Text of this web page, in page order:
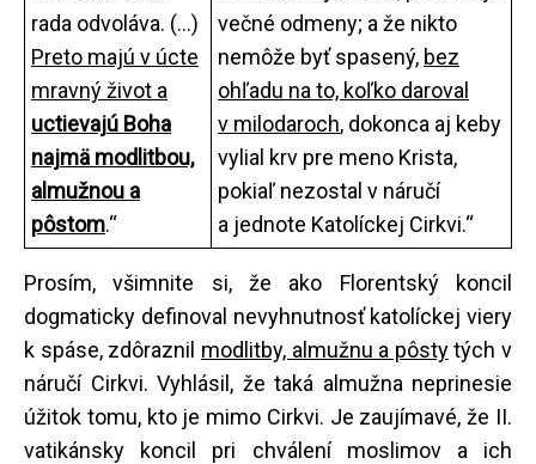
rada odvoláva. (...)
Preto majú v úcte
mravný život a
uctievajú Boha
najmä modlitbou,
almužnou a
pôstom.“
večné odmeny; a že nikto
nemôže byť spasený, bez
ohľadu na to, koľko daroval
v milodaroch, dokonca aj keby
vylial krv pre meno Krista,
pokiaľ nezostal v náručí
a jednote Katolíckej Cirkvi.“
Prosím, všimnite si, že ako Florentský koncil
dogmaticky definoval nevyhnutnosť katolíckej viery
k spáse, zdôraznil modlitby, almužnu a pôstytých v
náručí Cirkvi. Vyhlásil, že taká almužna neprinesie
úžitok tomu, kto je mimo Cirkvi. Je zaujímavé, že II.
vatikánsky koncil pri chválení moslimov a ich